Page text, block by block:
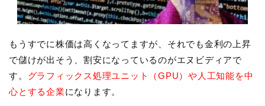
もうすでに株価は高くなってますが、それでも金利の上昇
で儲けが出そう、割安になっているのがエヌビディアで
す。 グラフィックス処理ユニット（GPU）や人工知能を中
心とする企業になります。